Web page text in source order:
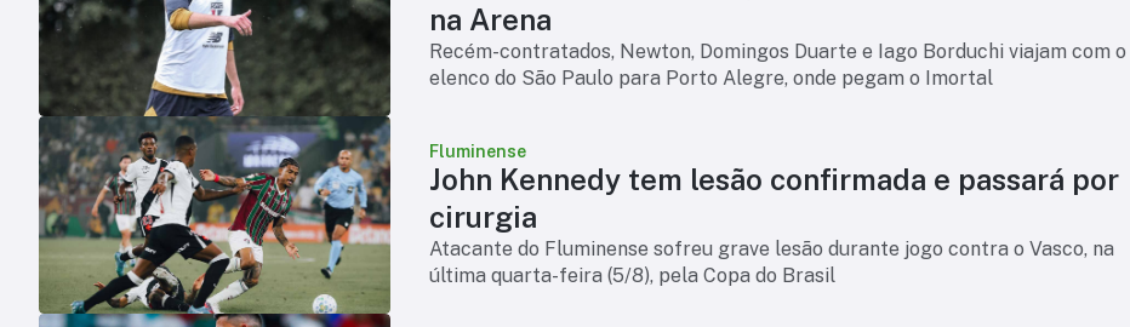
na Arena
Recém-contratados, Newton, Domingos Duarte e Iago Borduchi viajam com o
elenco do São Paulo para Porto Alegre, onde pegam o Imortal
Fluminense
John Kennedy tem lesão confirmada e passará por
cirurgia
Atacante do Fluminense sofreu grave lesão durante jogo contra o Vasco, na
última quarta-feira (5/8), pela Copa do Brasil